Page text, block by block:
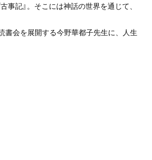
記』。そこには神話の世界を通じて、
書会を展開する今野華都子先生に、人生